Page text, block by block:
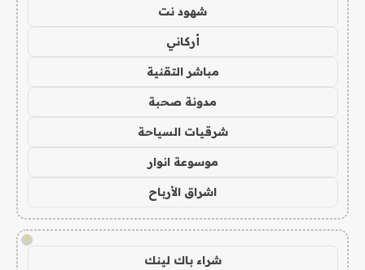
شهود نت
أركاني
مباشر التقنية
مدونة صحبة
شرقيات السياحة
موسوعة انوار
اشراق الأرباح
!
شراء باك لينك